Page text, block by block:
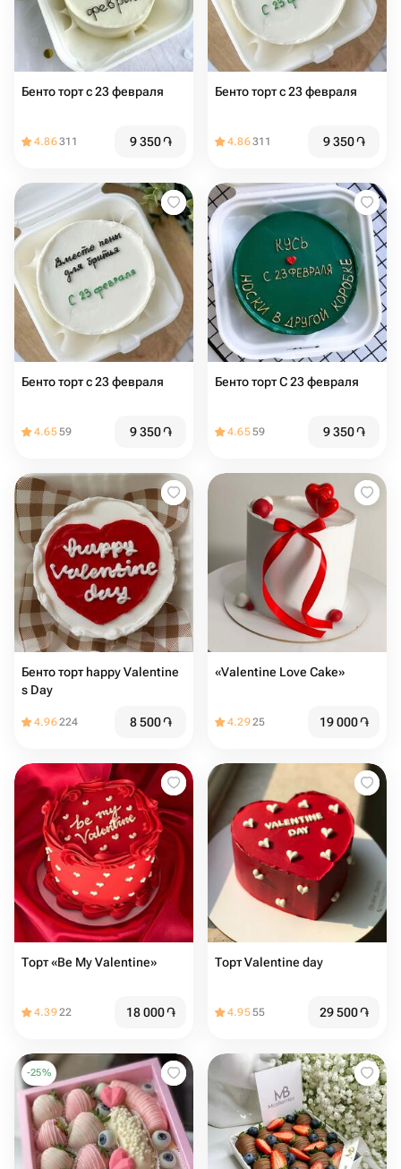
Бенто торт с 23 февраля
4.86311 9 350֏
Бенто торт с 23 февраля
4.86311 9 350֏
Бенто торт с 23 февраля
4.6559 9 350֏
Бенто торт С 23 февраля
4.6559 9 350֏
Бенто торт happy Valentine
s Day
4.96224 8 500֏
«Valentine Love Cake»
4.2925 19 000֏
Торт «Be My Valentine»
4.3922 18 000֏
Торт Valentine day
4.9555 29 500֏
-25%